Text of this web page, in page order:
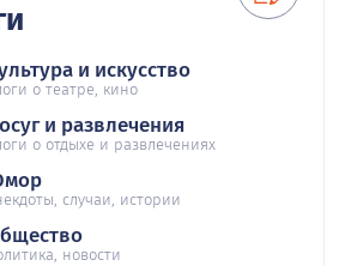
и искусство
о театре, кино
и развлечения
о отдыхе и развлечениях
случаи, истории
новости